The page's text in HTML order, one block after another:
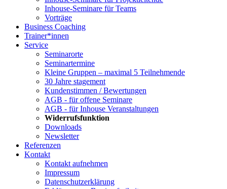
Inhouse-Seminare für Teams
Vorträge
Business Coaching
Trainer*innen
Service
Seminarorte
Seminartermine
Kleine Gruppen – maximal 5 Teilnehmende
30 Jahre stagement
Kundenstimmen / Bewertungen
AGB - für offene Seminare
AGB - für Inhouse Veranstaltungen
Widerrufsfunktion
Downloads
Newsletter
Referenzen
Kontakt
Kontakt aufnehmen
Impressum
Datenschutzerklärung